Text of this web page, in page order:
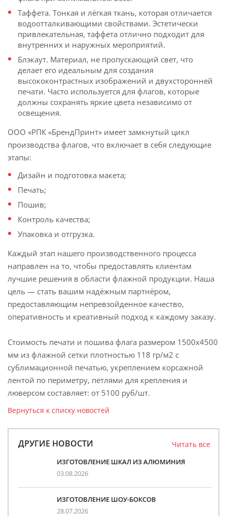
Таффета. Тонкая и лёгкая ткань, которая отличается
водоотталкивающими свойствами. Эстетически
привлекательная, таффета отлично подходит для
внутренних и наружных мероприятий.
Блэкаут. Материал, не пропускающий свет, что
делает его идеальным для создания
высококонтрастных изображений и двухсторонней
печати. Часто используется для флагов, которые
должны сохранять яркие цвета независимо от
освещения.
ООО «РПК «БрендПринт» имеет замкнутый цикл
производства флагов, что включает в себя следующие
этапы:
Дизайн и подготовка макета;
Печать;
Пошив;
Контроль качества;
Упаковка и отгрузка.
Каждый этап нашего производственного процесса
направлен на то, чтобы предоставлять клиентам
лучшие решения в области флажной продукции. Наша
цель — стать вашим надёжным партнёром,
предоставляющим непревзойденное качество,
оперативность и креативный подход к каждому заказу.
Стоимость печати и пошива флага размером 1500х4500
мм из флажной сетки плотностью 118 гр/м2 с
сублимационной печатью, укреплением корсажной
лентой по периметру, петлями для крепления и
люверсом составляет: от 5100 руб/шт.
Вернуться к списку новостей
ДРУГИЕ НОВОСТИ Читать все
ИЗГОТОВЛЕНИЕ ШКАЛ ИЗ АЛЮМИНИЯ
03.08.2026
ИЗГОТОВЛЕНИЕ ШОУ-БОКСОВ
28.07.2026